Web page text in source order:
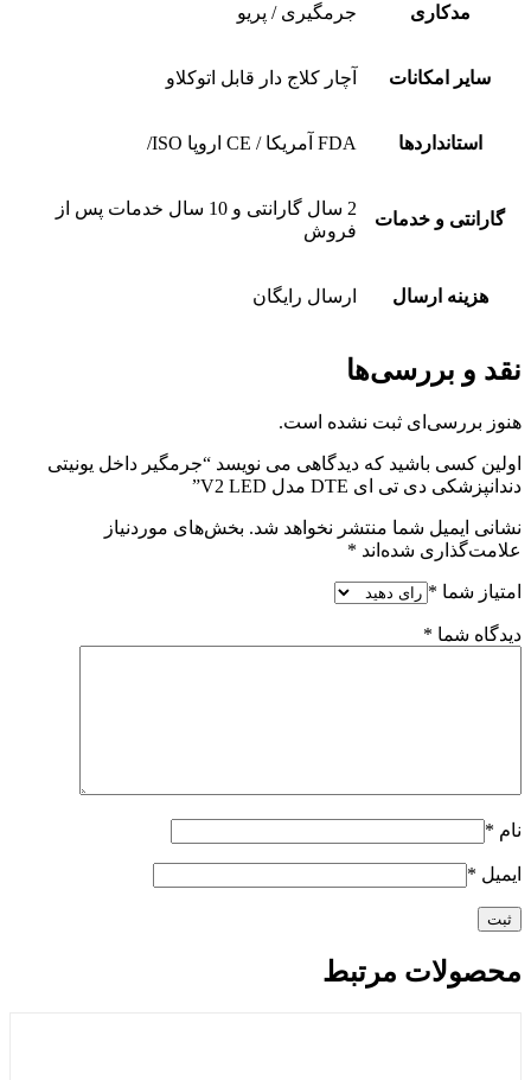
مدکاری جرمگیری / پریو
سایر امکانات آچار کلاج دار قابل اتوکلاو
استانداردها FDA آمریکا / CE اروپا ISO/
گارانتی و خدمات
2 سال گارانتی و 10 سال خدمات پس از
فروش
هزینه ارسال ارسال رایگان
نقد و بررسی‌ها
هنوز بررسی‌ای ثبت نشده است.
اولین کسی باشید که دیدگاهی می نویسد “جرمگیر داخل یونیتی
دندانپزشکی دی تی ای DTE مدل V2 LED”
نشانی ایمیل شما منتشر نخواهد شد. بخش‌های موردنیاز
علامت‌گذاری شده‌اند *
امتیاز شما *
دیدگاه شما *
نام *
ایمیل *
محصولات مرتبط